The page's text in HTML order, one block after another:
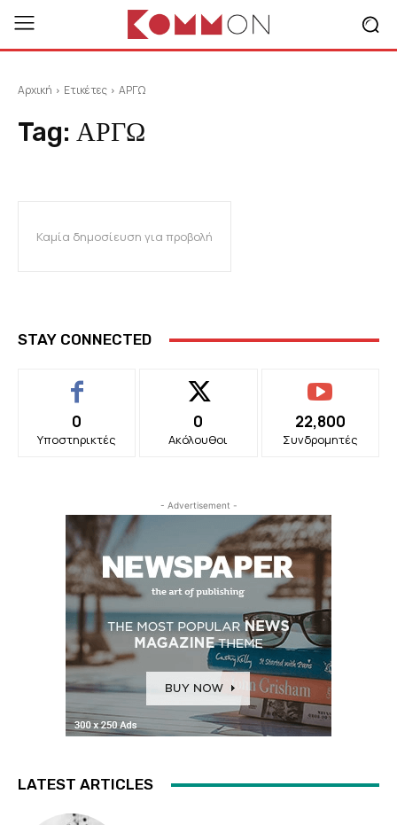
Αρχική Ετικέτες ΑΡΓΩ
Tag: ΑΡΓΩ
Καμία δημοσίευση για προβολή
STAY CONNECTED
0
Υποστηρικτές
0
Ακόλουθοι
22,800
Συνδρομητές
- Advertisement -
LATEST ARTICLES